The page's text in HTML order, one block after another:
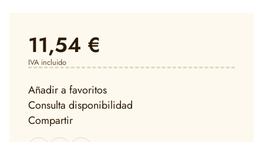
11,54 €
IVA incluido
Añadir a favoritos
Consulta disponibilidad
Compartir